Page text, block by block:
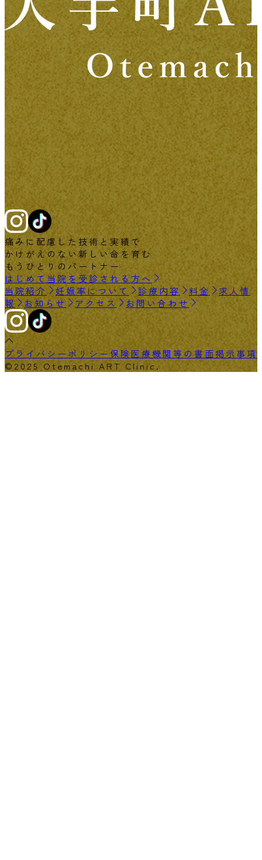
痛みに配慮した技術と実績で
かけがえのない新しい命を育む
もうひとりのパートナー
はじめて当院を受診される方へ
当院紹介
妊娠率について 診療内容 料金
求人情
報
お知らせ アクセス お問い合わせ
プライバシーポリシー保険医療機関等の書面掲示事項
©2025 Otemachi ART Clinic.